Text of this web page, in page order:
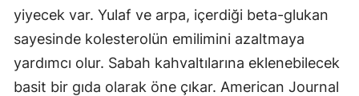
yiyecek var. Yulaf ve arpa, içerdiği beta-glukan
sayesinde kolesterolün emilimini azaltmaya
yardımcı olur. Sabah kahvaltılarına eklenebilecek
basit bir gıda olarak öne çıkar. American Journal